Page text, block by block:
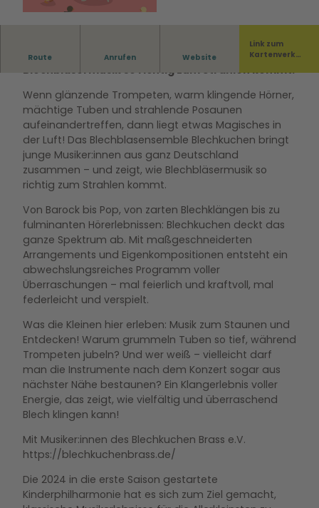
Route Anrufen Website
Link zum
Kartenverka
Das Blechblasensemble Blechkuchen zeigt, wie
Blechbläsermusik so richtig zum Strahlen kommt.
Wenn glänzende Trompeten, warm klingende Hörner,
mächtige Tuben und strahlende Posaunen
aufeinandertreffen, dann liegt etwas Magisches in
der Luft! Das Blechblasensemble Blechkuchen bringt
junge Musiker:innen aus ganz Deutschland
zusammen – und zeigt, wie Blechbläsermusik so
richtig zum Strahlen kommt.
Von Barock bis Pop, von zarten Blechklängen bis zu
fulminanten Hörerlebnissen: Blechkuchen deckt das
ganze Spektrum ab. Mit maßgeschneiderten
Arrangements und Eigenkompositionen entsteht ein
abwechslungsreiches Programm voller
Überraschungen – mal feierlich und kraftvoll, mal
federleicht und verspielt.
Was die Kleinen hier erleben: Musik zum Staunen und
Entdecken! Warum grummeln Tuben so tief, während
Trompeten jubeln? Und wer weiß – vielleicht darf
man die Instrumente nach dem Konzert sogar aus
nächster Nähe bestaunen? Ein Klangerlebnis voller
Energie, das zeigt, wie vielfältig und überraschend
Blech klingen kann!
Mit Musiker:innen des Blechkuchen Brass e.V.
https://blechkuchenbrass.de/
Die 2024 in die erste Saison gestartete
Kinderphilharmonie hat es sich zum Ziel gemacht,